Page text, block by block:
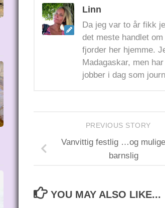
Linn
Da jeg var to år fikk
det meste handlet
fjorder her hjemme.
Madagaskar, men
jobber i dag som
PREVIOUS STORY
Vanvittig festlig …og
barnslig
YOU MAY ALSO LIKE...